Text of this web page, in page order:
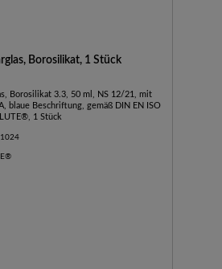
Borosilikat, 1 Stück
Borosilikat 3.3, 50 ml, NS 12/21, mit
blaue Beschriftung, gemäß DIN EN ISO
1 Stück